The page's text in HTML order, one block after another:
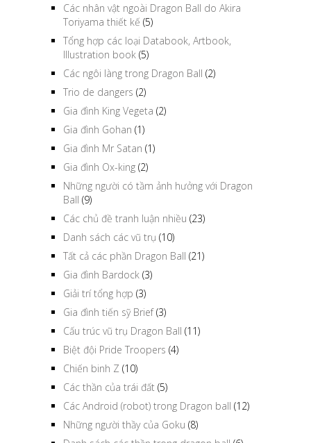
Các nhân vật ngoài Dragon Ball do Akira
Toriyama thiết kế (5)
Tổng hợp các loại Databook, Artbook,
Illustration book (5)
Các ngôi làng trong Dragon Ball (2)
Trio de dangers (2)
Gia đình King Vegeta (2)
Gia đình Gohan (1)
Gia đình Mr Satan (1)
Gia đình Ox-king (2)
Những người có tầm ảnh hưởng với Dragon
Ball (9)
Các chủ đề tranh luận nhiều (23)
Danh sách các vũ trụ (10)
Tất cả các phần Dragon Ball (21)
Gia đình Bardock (3)
Giải trí tổng hợp (3)
Gia đình tiến sỹ Brief(3)
Cấu trúc vũ trụ Dragon Ball (11)
Biệt đội Pride Troopers (4)
Chiến binh Z (10)
Các thần của trái đất (5)
Các Android (robot) trong Dragon ball (12)
Những người thầy của Goku (8)